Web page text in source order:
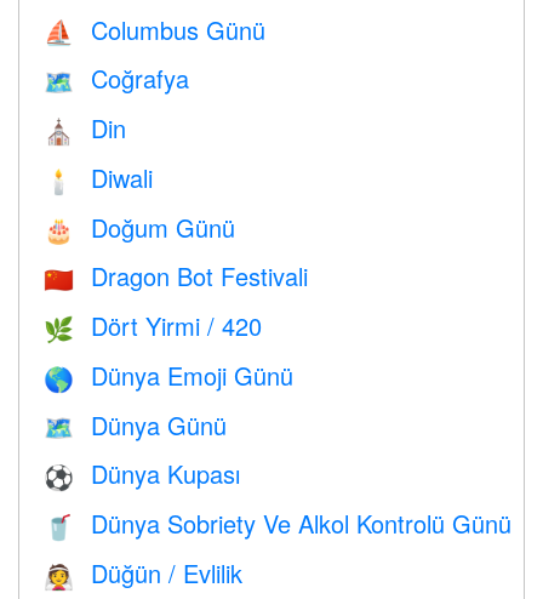
⛵️ Columbus Günü
🗺 Coğrafya
⛪️ Din
🕯 Diwali
🎂 Doğum Günü
🇨🇳 Dragon Bot Festivali
🌿 Dört Yirmi / 420
🌎 Dünya Emoji Günü
🗺️ Dünya Günü
⚽ Dünya Kupası
🥤 Dünya Sobriety Ve Alkol Kontrolü Günü
👰 Düğün / Evlilik